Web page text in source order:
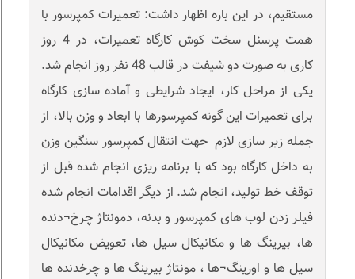
مستقیم، در این باره اظهار داشت: تعمیرات کمپرسور با
همت پرسنل سخت کوش کارگاه تعمیرات، در 4 روز
کاری به صورت دو شیفت در قالب 48 نفر روز انجام شد.
یکی از مراحل کار، ایجاد شرایطی و آماده سازی کارگاه
برای تعمیرات این گونه کمپرسورها با ابعاد و وزن بالا، از
جمله زیر سازی لازم جهت انتقال کمپرسور سنگین وزن
به داخل کارگاه بود که با برنامه ریزی انجام شده قبل از
توقف خط تولید، انجام شد. از دیگر اقدامات انجام شده
فیلر زدن لوب های کمپرسور و بدنه، دمونتاژ چرخ¬دنده
ها، بیرینگ ها و مکانیکال سیل ها، تعویض مکانیکال
سیل ها و اورینگ¬ها ، مونتاژ بیرینگ ها و چرخدنده ها